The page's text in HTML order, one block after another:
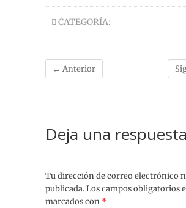
CATEGORÍA:
← Anterior
Deja una respuesta
Tu dirección de correo electrónico
publicada.Los campos obligatorios
marcados con *